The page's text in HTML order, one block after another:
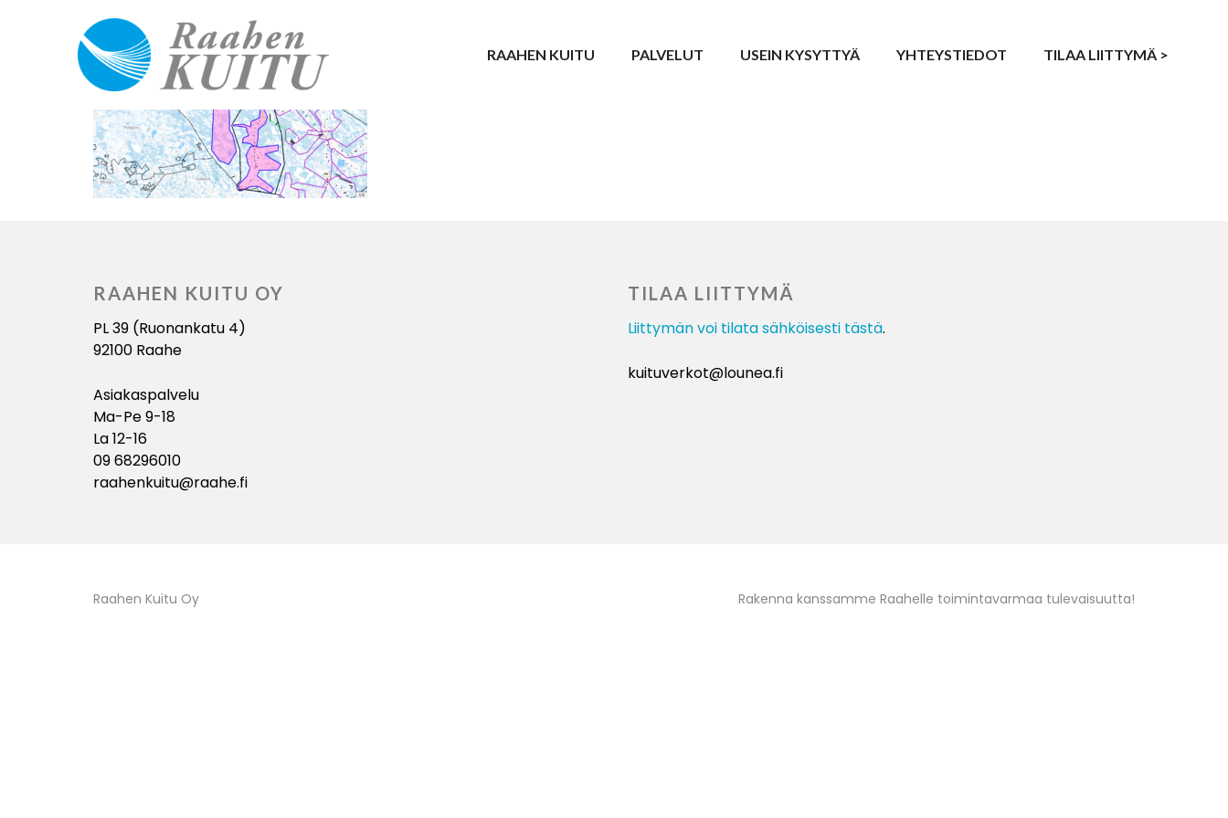
RAAHEN KUITU PALVELUT USEIN KYSYTTYÄ YHTEYSTIEDOT TILAA LIITTYMÄ >
RAAHEN KUITU OY
PL 39 (Ruonankatu 4)
92100 Raahe
Asiakaspalvelu
Ma-Pe 9-18
La 12-16
09 68296010
raahenkuitu@raahe.fi
TILAA LIITTYMÄ
Liittymän voi tilata sähköisesti tästä.
kuituverkot@lounea.fi
Raahen Kuitu Oy Rakenna kanssamme Raahelle toimintavarmaa tulevaisuutta!